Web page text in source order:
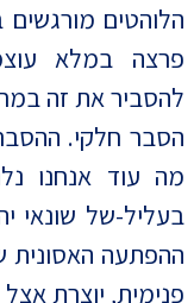
הלוהטים
להסביר את זה
הסבר חלקי.
מה עוד אנחנו
בעליל-של שונאי
ההפתעה האסונית
פנימית, יוצרת